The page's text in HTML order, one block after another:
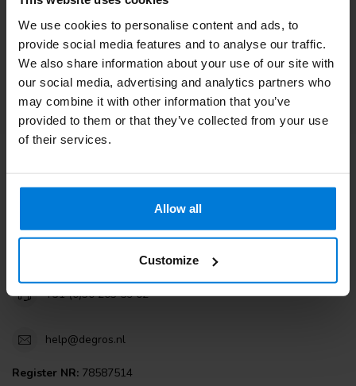
We use cookies to personalise content and ads, to
provide social media features and to analyse our traffic.
We also share information about your use of our site with
our social media, advertising and analytics partners who
may combine it with other information that you’ve
provided to them or that they’ve collected from your use
of their services.
Allow all
Customize
Kundendienst
Sehen Sie sich unsere Blogs an
Degros
3821AJ Amersfoort
+31 (0)30 203 59 02
help@degros.nl
Register NR: 78587514